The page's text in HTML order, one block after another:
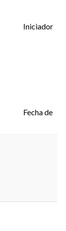
Iniciador
Fecha de